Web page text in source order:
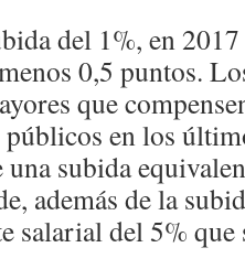
del 1%, en
0,5 puntos.
que
en los
subida
además de la
salarial del 5% que